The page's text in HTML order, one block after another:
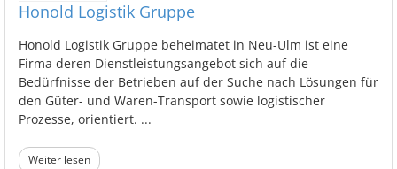
Honold Logistik Gruppe
Honold Logistik Gruppe beheimatet in Neu-Ulm ist eine
Firma deren Dienstleistungsangebot sich auf die
Bedürfnisse der Betrieben auf der Suche nach Lösungen für
den Güter- und Waren-Transport sowie logistischer
Prozesse, orientiert. ...
Weiter lesen